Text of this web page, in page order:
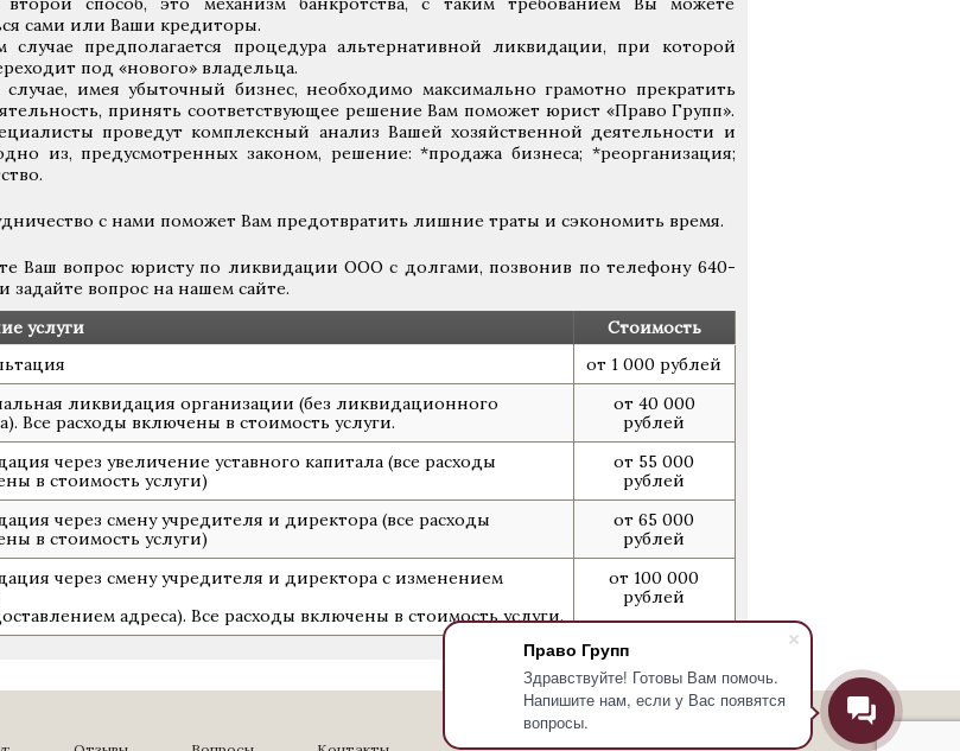
Право Групп
Здравствуйте! Готовы Вам помочь.
Напишите нам, если у Вас появятся
вопросы.
сами или Ваши кредиторы.
случае предполагается процедура альтернативной ликвидации, при которой
под «нового» владельца.
имея убыточный бизнес, необходимо максимально грамотно прекратить
принять соответствующее решение Вам поможет юрист «Право Групп».
проведут комплексный анализ Вашей хозяйственной деятельности и
из, предусмотренных законом, решение: *продажа бизнеса; *реорганизация;
с нами поможет Вам предотвратить лишние траты и сэкономить время.
Ваш вопрос юристу по ликвидации ООО с долгами, позвонив по телефону 640-
задайте вопрос на нашем сайте.
услуги
Стоимость
от 1 000 рублей
ликвидация организации (без ликвидационного
Все расходы включены в стоимость услуги.
от 40 000
рублей
через увеличение уставного капитала (все расходы
в стоимость услуги)
от 55 000
рублей
через смену учредителя и директора (все расходы
в стоимость услуги)
от 65 000
рублей
через смену учредителя и директора с изменением
адреса). Все расходы включены в стоимость услуги.
от 100 000
рублей